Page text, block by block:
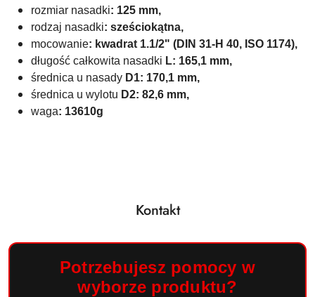
rozmiar nasadki: 125 mm,
rodzaj nasadki: sześciokątna,
mocowanie: kwadrat 1.1/2" (DIN 31-H 40, ISO 1174),
długość całkowita nasadki L: 165,1 mm,
średnica u nasady D1: 170,1 mm,
średnica u wylotu D2: 82,6 mm,
waga: 13610g
Kontakt
Potrzebujesz pomocy w
wyborze produktu?